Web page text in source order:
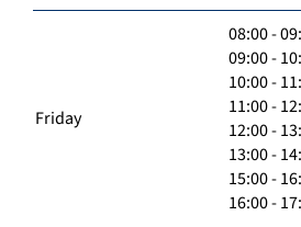
Friday
08:00 -
09:00 -
10:00 -
11:00 -
12:00 -
13:00 -
15:00 -
16:00 -